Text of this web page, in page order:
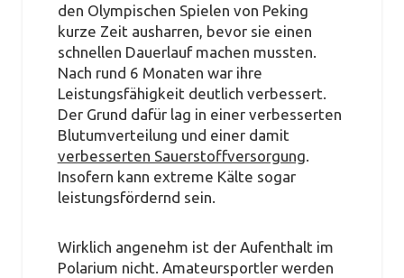
den Olympischen Spielen von Peking
kurze Zeit ausharren, bevor sie einen
schnellen Dauerlauf machen mussten.
Nach rund 6 Monaten war ihre
Leistungsfähigkeit deutlich verbessert.
Der Grund dafür lag in einer verbesserten
Blutumverteilung und einer damit
verbesserten Sauerstoffversorgung.
Insofern kann extreme Kälte sogar
leistungsfördernd sein.
Wirklich angenehm ist der Aufenthalt im
Polarium nicht. Amateursportler werden